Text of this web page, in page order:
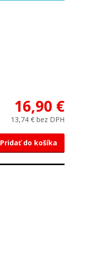
16,90 €
13,74 € bez DPH
Pridať do košíka